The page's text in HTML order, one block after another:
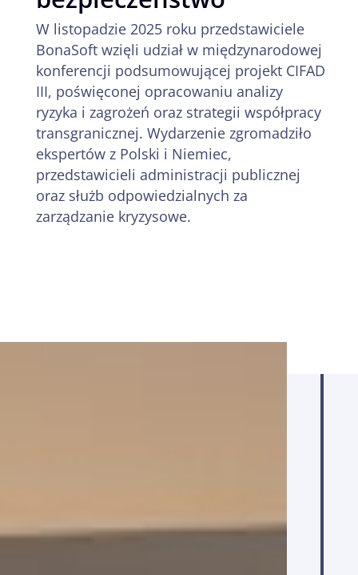
W listopadzie 2025 roku przedstawiciele
BonaSoft wzięli udział w międzynarodowej
konferencji podsumowującej projekt CIFAD
III, poświęconej opracowaniu analizy
ryzyka i zagrożeń oraz strategii współpracy
transgranicznej. Wydarzenie zgromadziło
ekspertów z Polski i Niemiec,
przedstawicieli administracji publicznej
oraz służb odpowiedzialnych za
zarządzanie kryzysowe.